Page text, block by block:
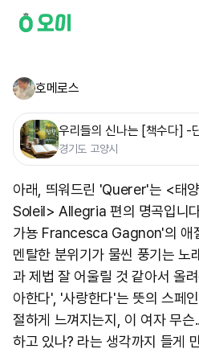
호메로스
우리들의 신나는 [책수다] -
경기도 고양시
아래, 띄워드린 'Querer'는 <태
Soleil> Allegria 편의 명곡입니
가뇽 Francesca Gagnon'의 애
멘탈한 분위기가 물씬 풍기는 노
과 제법 잘 어울릴 것 같아서 올
아한다', '사랑한다'는 뜻의 스페
절하게 느껴지는지, 이 여자 무
하고 있나? 라는 생각까지 들게